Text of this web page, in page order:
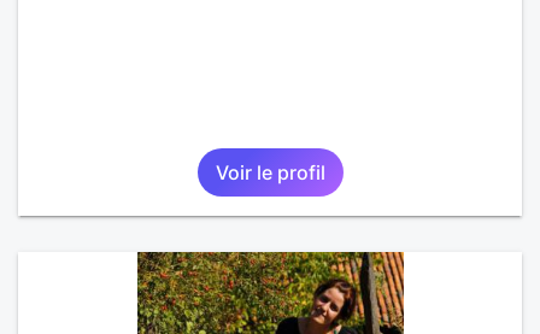
Voir le profil